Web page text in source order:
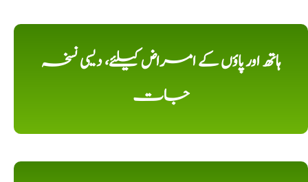
ہاتھ اور پاؤں کے امراض کیلئے، دیسی نسخہ
جات